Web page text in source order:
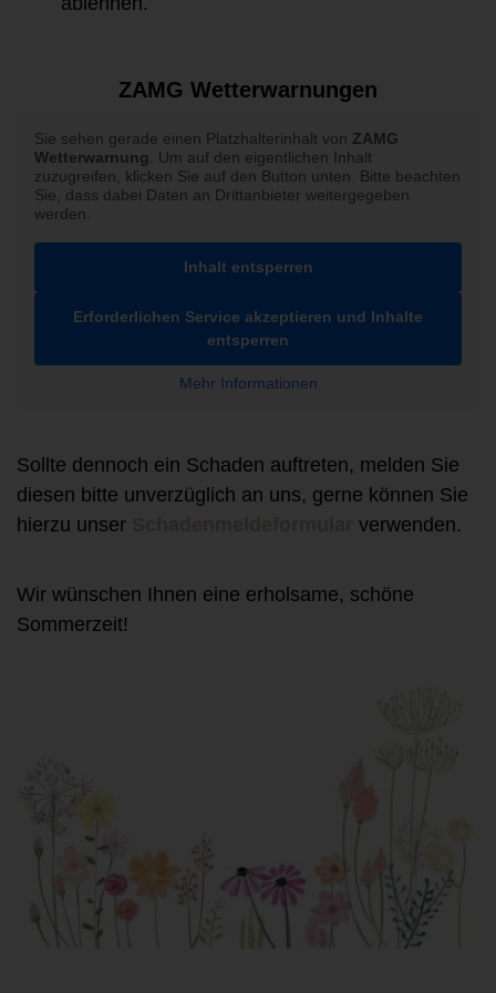
ZAMG Wetterwarnungen
Sie sehen gerade einen Platzhalterinhalt von ZAMG
Wetterwarnung
. Um auf den eigentlichen Inhalt
zuzugreifen, klicken Sie auf den Button unten. Bitte beachten
Sie, dass dabei Daten an Drittanbieter weitergegeben
werden.
Inhalt entsperren
Erforderlichen Service akzeptieren und Inhalte
entsperren
Mehr Informationen
Sollte dennoch ein Schaden auftreten, melden Sie
diesen bitte unverzüglich an uns, gerne können Sie
hierzu unser
verwenden.
Wir wünschen Ihnen eine erholsame, schöne
Sommerzeit!